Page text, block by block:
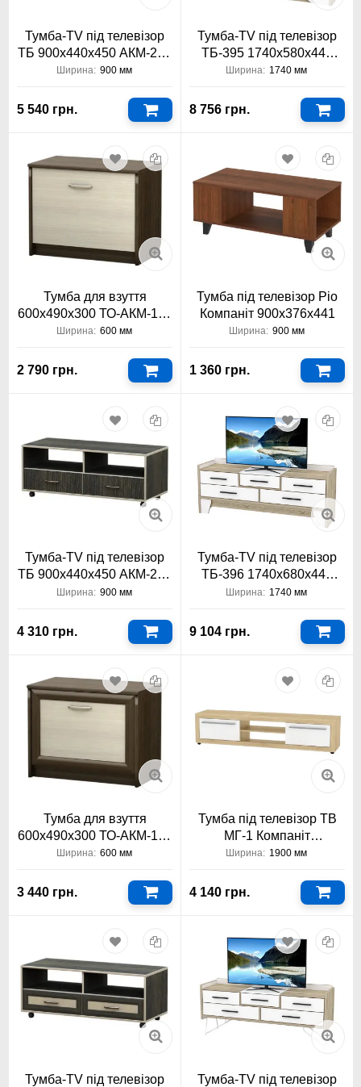
Тумба-TV під телевізор
ТБ 900х440х450 АКМ-241
Тіса Меблі
Ширина: 900 мм
5 540 грн.
Тумба-TV під телевізор
ТБ-395 1740х580х440
Тіса Меблі
Ширина: 1740 мм
8 756 грн.
Тумба для взуття
600х490х300 ТО-АКМ-100
Тіса Меблі АКМ
Ширина: 600 мм
2 790 грн.
Тумба під телевізор Ріо
Компаніт 900x376x441
Ширина: 900 мм
1 360 грн.
Тумба-TV під телевізор
ТБ 900х440х450 АКМ-242
Тіса Меблі
Ширина: 900 мм
4 310 грн.
Тумба-TV під телевізор
ТБ-396 1740х680х440
Тіса Меблі
Ширина: 1740 мм
9 104 грн.
Тумба для взуття
600х490х300 ТО-АКМ-101
Тіса Меблі АКМ
Ширина: 600 мм
3 440 грн.
Тумба під телевізор ТВ
МГ-1 Компаніт
1900x530x430
Ширина: 1900 мм
4 140 грн.
Тумба-TV під телевізор
Тумба-TV під телевізор